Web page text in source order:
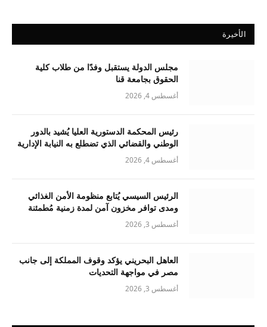
الأخيرة
مجلس الدولة يستقبل وفدًا من طلاب كلية
الحقوق بجامعة قنا
أغسطس 4, 2026
رئيس المحكمة الدستورية العليا يُشيد بالدور
الوطني والقضائي الذي تضطلع به النيابة الإدارية
أغسطس 4, 2026
الرئيس السيسي يُتابع منظومة الأمن الغذائي
ومدى توافر مخزون آمن لمدة زمنية مُطمئنة
أغسطس 3, 2026
العاهل البحريني يؤكد وقوف المملكة إلى جانب
مصر في مواجهة التحديات
أغسطس 3, 2026